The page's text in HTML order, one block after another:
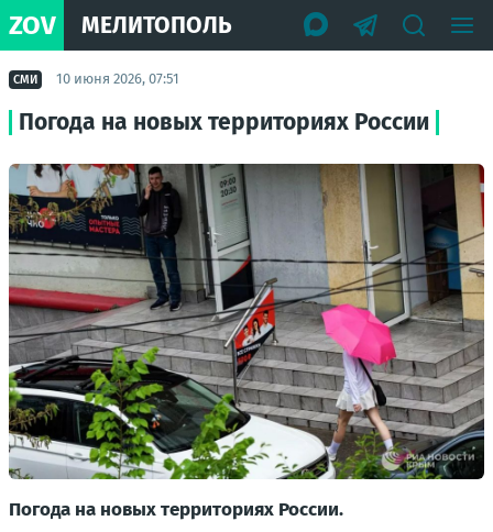
ZOV МЕЛИТОПОЛЬ
СМИ 10 июня 2026, 07:51
Погода на новых территориях России
Погода на новых территориях России.